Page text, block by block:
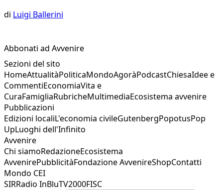
di Luigi Ballerini
Abbonati ad Avvenire
Sezioni del sito
HomeAttualitàPoliticaMondoAgoràPodcastChiesaIdee e
CommentiEconomiaVita e
CuraFamigliaRubricheMultimediaEcosistema avvenire
Pubblicazioni
Edizioni localiL'economia civileGutenbergPopotusPop
UpLuoghi dell'Infinito
Avvenire
Chi siamoRedazioneEcosistema
AvvenirePubblicitàFondazione AvvenireShopContatti
Mondo CEI
SIRRadio InBluTV2000FISC